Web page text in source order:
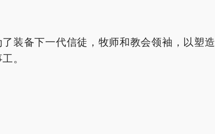
装备下一代信徒，牧师和教会领袖，以塑造
。